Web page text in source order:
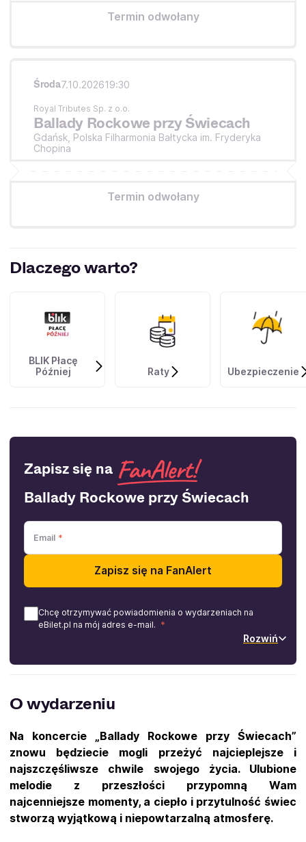
Termin odwołany
Środa7.10.202619:30
Royal Tributes Sp. z o.o.
Ballady Rockowe przy Świecach
Gdańsk, Polska Filharmonia Bałtycka im. Fryderyka
Chopina
Termin odwołany
Dlaczego warto?
BLIK Płacę
Później
Raty Ubezpieczenie
Zapisz się na
Ballady Rockowe przy Świecach
Email
Zapisz się na FanAlert
Chcę otrzymywać powiadomienia o wydarzeniach na
eBilet.pl na mój adres e-mail.
Rozwiń
O wydarzeniu
Na koncercie „Ballady Rockowe przy Świecach”
znowu będziecie mogli przeżyć najcieplejsze i
najszczęśliwsze chwile swojego życia. Ulubione
melodie z przeszłości przypomną Wam
najcenniejsze momenty, a ciepło i przytulność świec
stworzą wyjątkową i niepowtarzalną atmosferę.